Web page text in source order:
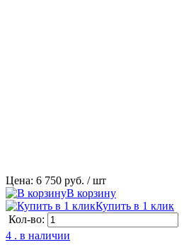
Цена: 6 750 руб. / шт
В корзину
Купить в 1 клик
Кол-во:
4 . в наличии